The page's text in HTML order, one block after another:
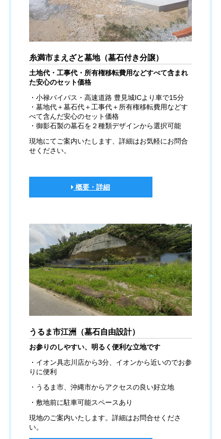
糸満市まえざと墓地（墓石付き分譲）
土地代・工事代・所有権移転費用などすべて含まれ
た安心のセット価格
・小禄バイパス・高速道路 豊見城ICより車で15分
・墓地代＋墓石代＋工事代＋所有権移転費用などす
べて含んだ安心のセット価格
・御影石製の墓石を２種類デザインから選択可能
現地にてご案内いたします、詳細はお気軽にお問合
せください。
概要・詳細
うるま市江洲（墓石自由設計）
お参りのしやすい、明るく便利な立地です
・イオン具志川店から3分、イオンから近いのでお参
りに便利
・うるま市、沖縄市からアクセスの良い好立地
・敷地前に駐車可能スペースあり
現地のご案内いたします。詳細はお問合せくださ
い。